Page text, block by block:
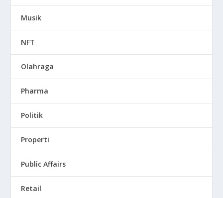
Musik
NFT
Olahraga
Pharma
Politik
Properti
Public Affairs
Retail